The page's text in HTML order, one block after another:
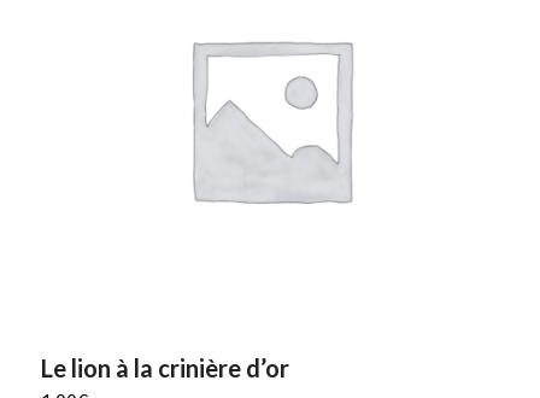
Le lion à la crinière d’or